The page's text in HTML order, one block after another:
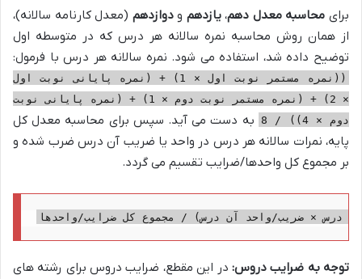
برای محاسبه معدل دهم،یازدهم ودوازدهم (معدل کارنامه سالانه)،
از همان روش محاسبه نمره سالانه هر درس که در متوسطه اول
توضیح داده شد، استفاده می شود. نمره سالانه هر درس با فرمول:
((نمره مستمر نوبت اول × 1) + (نمره پایانی نوبت اول
× 2) + (نمره مستمر نوبت دوم × 1) + (نمره پایانی نوبت
دوم × 4)) / 8
به دست می آید. سپس برای محاسبه معدل کل
پایه، نمرات سالانه هر درس در واحد یا ضریب آن درس ضرب شده و
بر مجموع کل واحدها/ضرایب تقسیم می گردد.
درس × ضریب/واحد آن درس) / مجموع کل ضرایب/واحدها
توجه به ضرایب دروس: در این مقطع، ضرایب دروس برای رشته های